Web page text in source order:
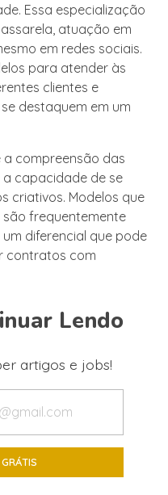
Essa especialização
atuação em
em redes sociais.
para atender às
clientes e
destaquem em um
a compreensão das
capacidade de se
criativos. Modelos que
frequentemente
diferencial que pode
contratos com
Lendo
artigos e jobs!